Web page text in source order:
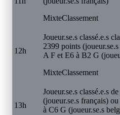
MixteClassement
12h
Joueur.se.s classé.e.s
2399 points
A F et E6 à B2 G
MixteClassement
13h
Joueur.se.s classé.e.s
(joueur.se.s français)
à C6 G (joueur.se.s